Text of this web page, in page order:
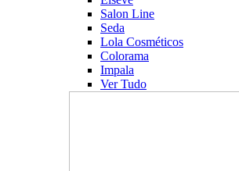
Salon Line
Seda
Lola Cosméticos
Colorama
Impala
Ver Tudo